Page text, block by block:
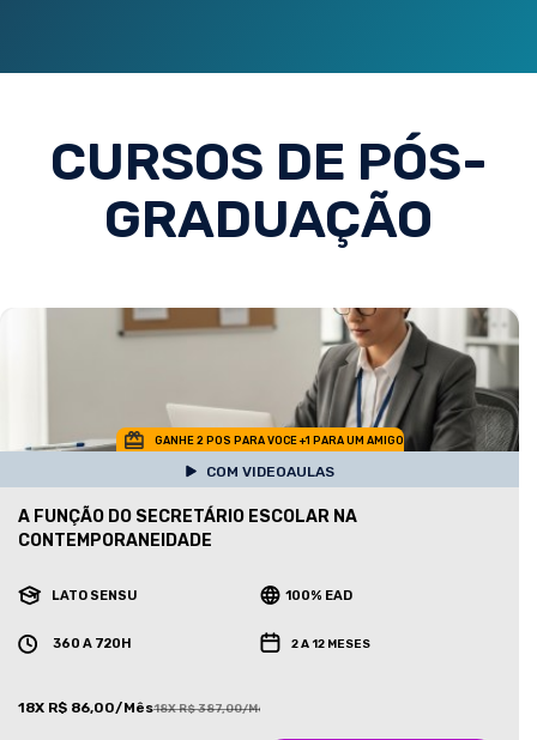
CURSOS DE PÓS-
GRADUAÇÃO
GANHE 2 POS PARA VOCE +1 PARA UM AMIGO
COM VIDEOAULAS
A FUNÇÃO DO SECRETÁRIO ESCOLAR NA
CONTEMPORANEIDADE
LATO SENSU 100% EAD
360 A 720H 2 A 12 MESES
18X R$ 86,00/Mês18X R$ 387,00/Mês